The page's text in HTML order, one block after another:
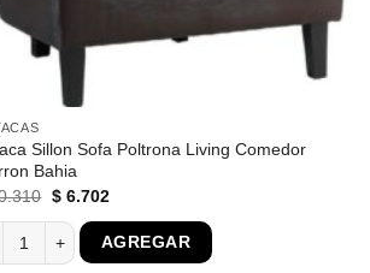
Sillon Sofa Poltrona Living Comedor
Bahia
El
original
era:
$ 10.310.
$6.702El
es:
$ 6.702.
Sillon Sofa Poltrona Living Comedor Marron
AGREGAR